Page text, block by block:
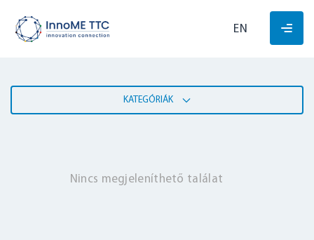
EN
KATEGÓRIÁK
Nincs megjeleníthető találat